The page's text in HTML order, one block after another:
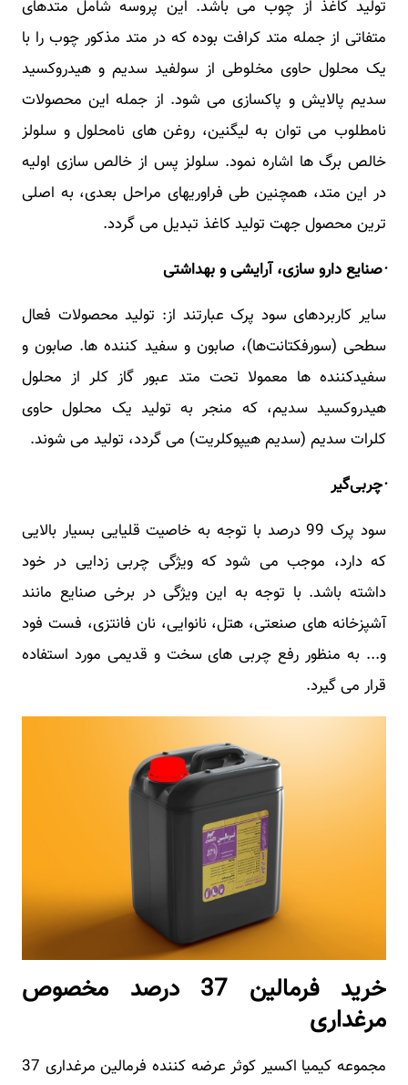
تولید کاغذ از چوب می باشد. این پروسه شامل متدهای
متفاتی از جمله متد کرافت بوده که در متد مذکور چوب را با
یک محلول حاوی مخلوطی از سولفید سدیم و هیدروکسید
سدیم پالایش و پاکسازی می شود. از جمله این محصولات
نامطلوب می توان به لیگنین، روغن های نامحلول و سلولز
خالص برگ ها اشاره نمود. سلولز پس از خالص سازی اولیه
در این متد، همچنین طی فراوریهای مراحل بعدی، به اصلی
ترین محصول جهت تولید کاغذ تبدیل می گردد.
·صنایع دارو سازی، آرایشی و بهداشتی
سایر کاربردهای سود پرک عبارتند از: تولید محصولات فعال
سطحی (سورفکتانت‌ها)، صابون و سفید کننده ها. صابون و
سفیدکننده ها معمولا تحت متد عبور گاز کلر از محلول
هیدروکسید سدیم، که منجر به تولید یک محلول حاوی
کلرات سدیم (سدیم هیپوکلریت) می گردد، تولید می شوند.
·چربی‌گیر
سود پرک 99 درصد با توجه به خاصیت قلیایی بسیار بالایی
که دارد، موجب می شود که ویژگی چربی زدایی در خود
داشته باشد. با توجه به این ویژگی در برخی صنایع مانند
آشپزخانه های صنعتی، هتل، نانوایی، نان فانتزی، فست فود
و... به منظور رفع چربی های سخت و قدیمی مورد استفاده
قرار می گیرد.
خرید فرمالین 37 درصد مخصوص
مرغداری
مجموعه کیمیا اکسیر کوثر عرضه کننده فرمالین مرغداری 37